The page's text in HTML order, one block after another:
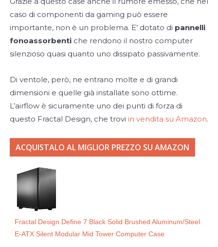
caso di componenti da gaming può essere
importante, non è un problema. E’ dotato di pannelli
fonoassorbenti che rendono il nostro computer
silenzioso quasi quanto uno dissipato passivamente.
Di ventole, però, ne entrano molte e di grandi
dimensioni e quelle già installate sono ottime.
L’airflow è sicuramente uno dei punti di forza di
questo Fractal Design, che trovi in vendita su Amazon.
ACQUISTALO AL MIGLIOR PREZZO SU AMAZON
Fractal Design Define 7 Black Solid Brushed Aluminum/Steel
E-ATX Silent Modular Mid Tower Computer Case